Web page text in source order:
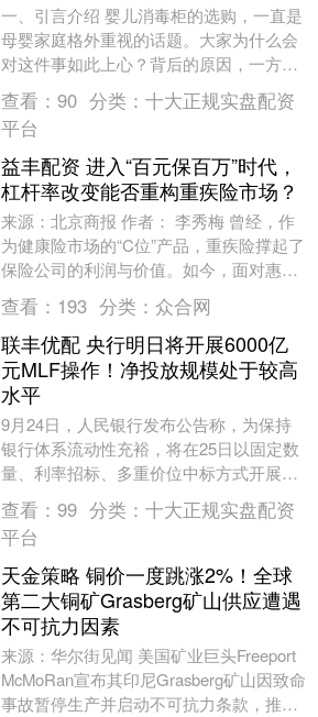
一、引言介绍 婴儿消毒柜的选购，一直是
母婴家庭格外重视的话题。大家为什么会
对这件事如此上心？背后的原因，一方
面，长期以来，婴儿消毒柜和传统高温蒸
煮都是母婴消毒的....
查看： 90 分类： 十大正规实盘配资
平台
益丰配资 进入“百元保百万”时代，
杠杆率改变能否重构重疾险市场？
来源：北京商报 作者： 李秀梅 曾经，作
为健康险市场的“C位”产品，重疾险撑起了
保险公司的利润与价值。如今，面对惠民
保、百万医疗险的“围剿”，重疾险告别了
往日的....
查看： 193 分类： 众合网
联丰优配 央行明日将开展6000亿
元MLF操作！净投放规模处于较高
水平
9月24日，人民银行发布公告称，为保持
银行体系流动性充裕，将在25日以固定数
量、利率招标、多重价位中标方式开展
6000亿元中期借贷便利（MLF）操作，期
限为1年....
查看： 99 分类： 十大正规实盘配资
平台
天金策略 铜价一度跳涨2%！全球
第二大铜矿Grasberg矿山供应遭遇
不可抗力因素
来源：华尔街见闻 美国矿业巨头Freeport
McMoRan宣布其印尼Grasberg矿山因致命
事故暂停生产并启动不可抗力条款，推动